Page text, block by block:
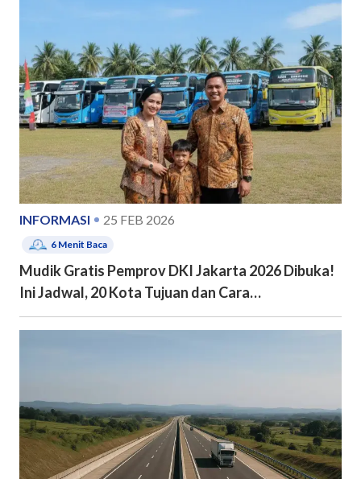
INFORMASI 25 FEB 2026
6 Menit Baca
Mudik Gratis Pemprov DKI Jakarta 2026 Dibuka!
Ini Jadwal, 20 Kota Tujuan dan Cara
Pendaftarannya